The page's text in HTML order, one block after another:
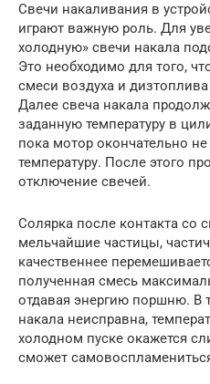
Свечи накаливания в
играют важную роль. Для
холодную» свечи накала
Это необходимо для того,
смеси воздуха и
Далее свеча накала
заданную температуру в
пока мотор окончательно
температуру. После этого
отключение свечей.
Солярка после контакта со
мельчайшие частицы,
качественнее
полученная смесь
отдавая энергию поршню. В
накала неисправна,
холодном пуске окажется
сможет